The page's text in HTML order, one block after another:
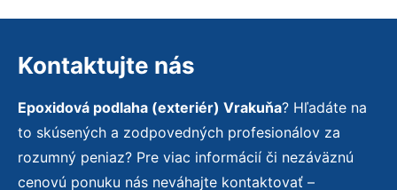
Kontaktujte nás
Epoxidová podlaha (exteriér) Vrakuňa? Hľadáte na
to skúsených a zodpovedných profesionálov za
rozumný peniaz? Pre viac informácií či nezáväznú
cenovú ponuku nás neváhajte kontaktovať –